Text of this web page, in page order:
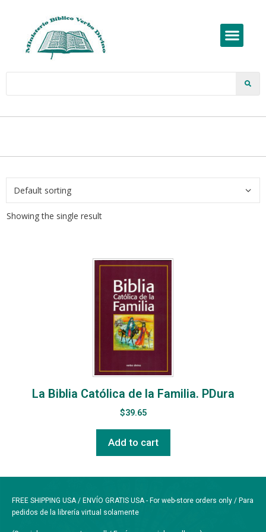
Showing the single result
La Biblia Católica de la Familia. PDura
$39.65
Add to cart
FREE SHIPPING USA / ENVÍO GRATIS USA - For web-store orders only / Para
pedidos de la librería virtual solamente